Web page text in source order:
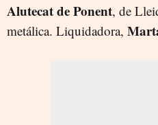
Alutecat de Ponent, de
metálica. Liquidadora,